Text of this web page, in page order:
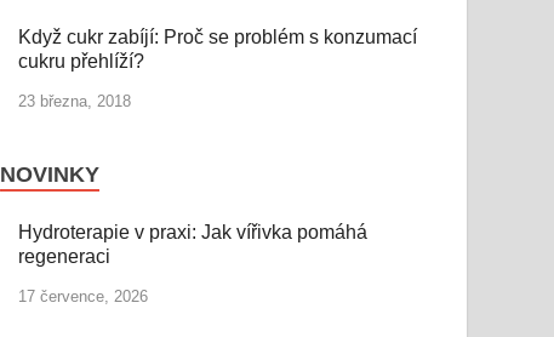
Když cukr zabíjí: Proč se problém s konzumací
cukru přehlíží?
23 března, 2018
NOVINKY
Hydroterapie v praxi: Jak vířivka pomáhá
regeneraci
17 července, 2026